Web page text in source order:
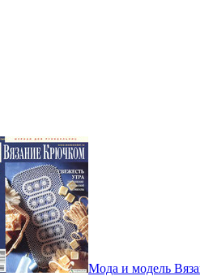
Мода и модель